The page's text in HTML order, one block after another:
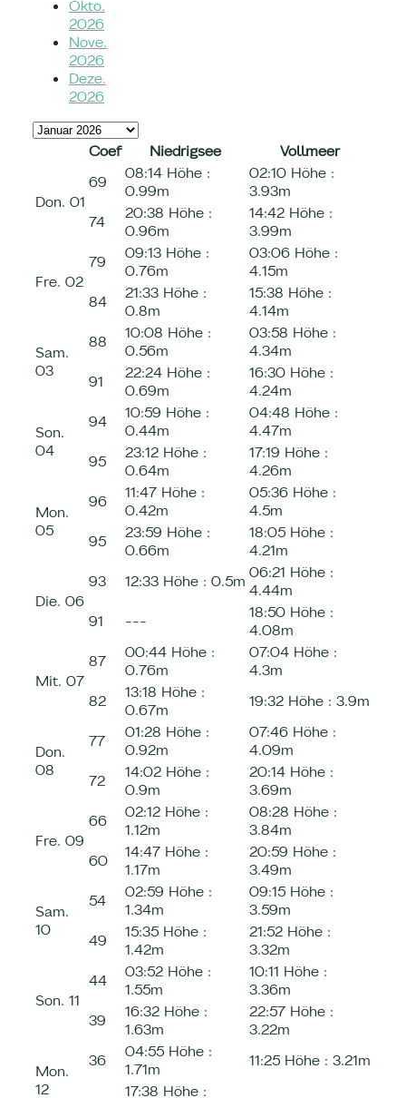
Okto.
2026
Nove.
2026
Deze.
2026
Coef Niedrigsee Vollmeer
Don. 01
69 08:14 Höhe :
0.99m
02:10 Höhe :
3.93m
74
20:38 Höhe :
0.96m
14:42 Höhe :
3.99m
Fre. 02
79 09:13 Höhe :
0.76m
03:06 Höhe :
4.15m
84
21:33 Höhe :
0.8m
15:38 Höhe :
4.14m
Sam.
03
88 10:08 Höhe :
0.56m
03:58 Höhe :
4.34m
91
22:24 Höhe :
0.69m
16:30 Höhe :
4.24m
Son.
04
94 10:59 Höhe :
0.44m
04:48 Höhe :
4.47m
95
23:12 Höhe :
0.64m
17:19 Höhe :
4.26m
Mon.
05
96 11:47 Höhe :
0.42m
05:36 Höhe :
4.5m
95
23:59 Höhe :
0.66m
18:05 Höhe :
4.21m
Die. 06
93 12:33 Höhe : 0.5m 06:21 Höhe :
4.44m
91
--- 18:50 Höhe :
4.08m
Mit. 07
87 00:44 Höhe :
0.76m
07:04 Höhe :
4.3m
82
13:18 Höhe :
0.67m
19:32 Höhe : 3.9m
Don.
08
77 01:28 Höhe :
0.92m
07:46 Höhe :
4.09m
72
14:02 Höhe :
0.9m
20:14 Höhe :
3.69m
Fre. 09
66 02:12 Höhe :
1.12m
08:28 Höhe :
3.84m
60
14:47 Höhe :
1.17m
20:59 Höhe :
3.49m
Sam.
10
54 02:59 Höhe :
1.34m
09:15 Höhe :
3.59m
49
15:35 Höhe :
1.42m
21:52 Höhe :
3.32m
Son. 11
44 03:52 Höhe :
1.55m
10:11 Höhe :
3.36m
39
16:32 Höhe :
1.63m
22:57 Höhe :
3.22m
Mon.
12
36 04:55 Höhe :
1.71m
11:25 Höhe : 3.21m
17:38 Höhe :